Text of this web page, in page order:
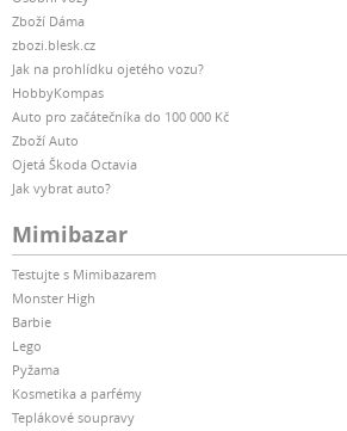
Zboží Dáma
zbozi.blesk.cz
Jak na prohlídku ojetého vozu?
HobbyKompas
Auto pro začátečníka do 100 000 Kč
Zboží Auto
Ojetá Škoda Octavia
Jak vybrat auto?
Mimibazar
Testujte s Mimibazarem
Monster High
Barbie
Lego
Pyžama
Kosmetika a parfémy
Teplákové soupravy